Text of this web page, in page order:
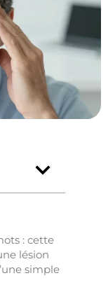
: cette
lésion
simple